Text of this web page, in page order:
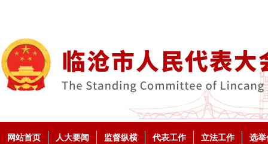
网站首页 人大要闻 监督纵横 代表工作 立法工作
选举